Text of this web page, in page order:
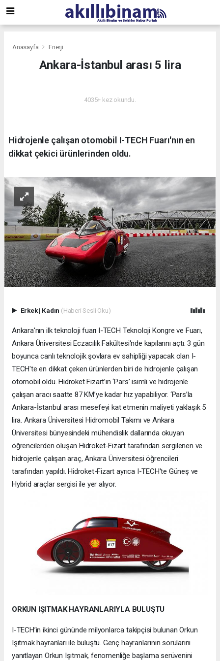
Anasayfa Enerji
Ankara-İstanbul arası 5 lira
4035+ kez okundu.
Hidrojenle çalışan otomobil I-TECH Fuarı'nın en
dikkat çekici ürünlerinden oldu.
Erkek| Kadın (Haberi Sesli Oku)
Ankara'nın ilk teknoloji fuarı I-TECH Teknoloji Kongre ve Fuarı,
Ankara Üniversitesi Eczacılık Fakültesi'nde kapılarını açtı. 3 gün
boyunca canlı teknolojik şovlara ev sahipliği yapacak olan I-
TECH'te en dikkat çeken ürünlerden biri de hidrojenle çalışan
otomobil oldu. Hidroket Fizart’ın ‘Pars’ isimli ve hidrojenle
çalışan aracı saatte 87 KM’ye kadar hız yapabiliyor. ‘Pars’la
Ankara-İstanbul arası mesefeyi kat etmenin maliyeti yaklaşık 5
lira. Ankara Üniversitesi Hidromobil Takımı ve Ankara
Üniversitesi bünyesindeki mühendislik dallarında okuyan
öğrencilerden oluşan Hidroket-Fizart tarafından sergilenen ve
hidrojenle çalışan araç, Ankara Üniversitesi öğrencileri
tarafından yapıldı. Hidroket-Fizart ayrıca I-TECH'te Güneş ve
Hybrid araçlar sergisi ile yer alıyor.
ORKUN IŞITMAK HAYRANLARIYLA BULUŞTU
I-TECH’in ikinci gününde milyonlarca takipçisi bulunan Orkun
Işıtmak hayranları ile buluştu. Genç hayranlarının sorularını
yanıtlayan Orkun Işıtmak, fenomenliğe başlama serüvenini